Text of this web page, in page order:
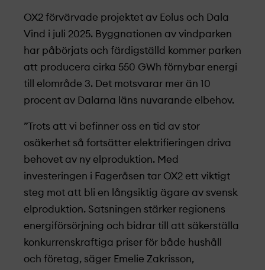
OX2 förvärvade projekt­et av Eolus och Dala
Vind i juli 2025. Byggnationen av vindparken
har påbörjats och färdigställd kommer parken
att producera cirka 550 GWh förnybar energi
till elområde 3. Det motsvarar mer än 10
procent av Dalarna läns nuvarande elbehov.
”Trots att vi befinner oss en tid av stor
osäkerhet så fortsätter elektrifieringen driva
behovet av ny elproduktion. Med
investeringen i Fageråsen tar OX2 ett viktigt
steg mot att bli en långsiktig ägare av svensk
elproduktion. Satsningen stärker regionens
energiförsörjning och bidrar till att säkerställa
konkurrenskraftiga priser för både hushåll
och företag, säger Emelie Zakrisson,